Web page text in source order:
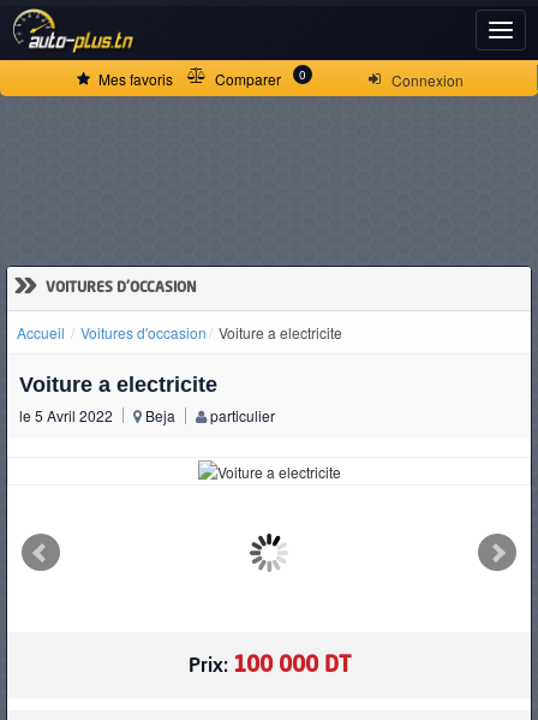
Connexion
Mes favoris Comparer 0
» VOITURES D'OCCASION
Accueil Voitures d'occasion Voiture a electricite
Voiture a electricite
le 5 Avril 2022 Beja particulier
Prix: 100 000 DT
ACCUEIL
D'OCCASION
PNEUS